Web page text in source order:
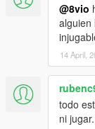
@8vio
alguien
14 April,
todo
ni